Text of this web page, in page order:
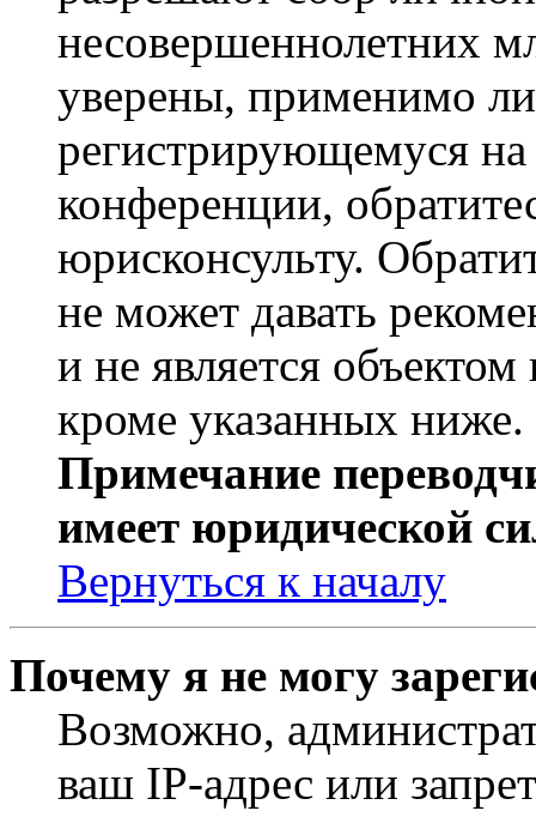
несовершеннолетних
уверены, применимо
регистрирующемуся
конференции,
юрисконсульту.
не может давать
и не является
кроме указанных ниже.
Примечание
имеет юридической
Вернуться к началу
Почему я не могу
Возможно,
ваш IP-адрес или